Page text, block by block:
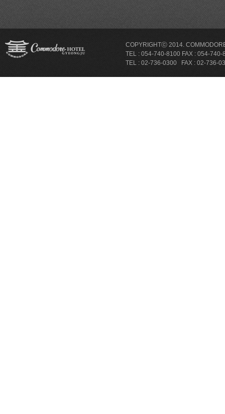
COPYRIGHTⓒ 2014.
TEL : 054-740-8100 FAX : 054-
TEL : 02-736-0300 FAX : 02-736-